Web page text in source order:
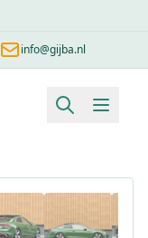
info@gijba.nl